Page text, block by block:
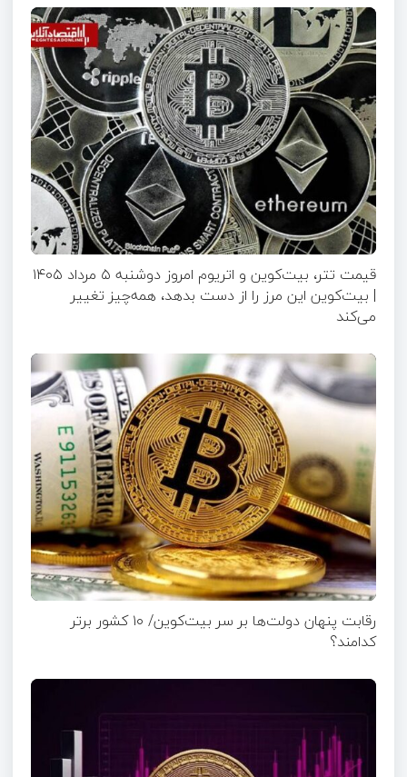
قیمت تتر، بیت‌کوین و اتریوم امروز دوشنبه ۵ مرداد ۱۴۰۵
| بیت‌کوین این مرز را از دست بدهد، همه‌چیز تغییر
می‌کند
رقابت پنهان دولت‌ها بر سر بیت‌کوین/ ۱۰ کشور برتر
کدامند؟